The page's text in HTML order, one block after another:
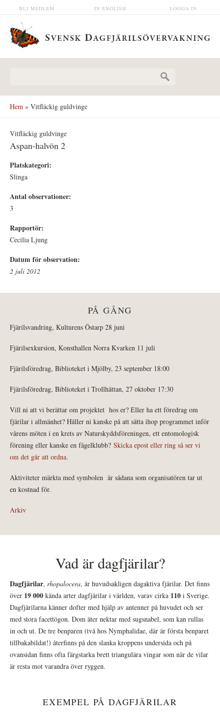
Hoppa till huvudinnehåll LOGGA IN
IN ENGLISH
BLI MEDLEM
Hem » Vitfläckig guldvinge
Vitfläckig guldvinge
Aspan-halvön 2
Platskategori:
Slinga
Antal observationer:
3
Rapportör:
Cecilia Ljung
Datum för observation:
2 juli 2012
PÅ GÅNG
Fjärilsvandring, Kulturens Östarp 28 juni
Fjärilsexkursion, Konsthallen Norra Kvarken 11 juli
Fjärilsföredrag, Biblioteket i Mjölby, 23 september 18:00
Fjärilsföredrag, Biblioteket i Trollhättan, 27 oktober 17:30
Vill ni att vi berättar om projektet hos er? Eller ha ett föredrag om
fjärilar i allmänhet? Håller ni kanske på att sätta ihop programmet inför
vårens möten i en krets av Naturskyddsföreningen, ett entomologisk
förening eller kanske en fågelklubb? Skicka epost eller ring så ser vi
om det går att ordna.
Aktiviteter märkta med symbolen är sådana som organisatören tar ut
en kostnad för.
Arkiv
Vad är dagfjärilar?
Dagfjärilar, rhopalocera, är huvudsakligen dagaktiva fjärilar. Det finns
över 19 000 kända arter dagfjärilar i världen, varav cirka 110 i Sverige.
Dagfjärilarna känner dofter med hjälp av antenner på huvudet och ser
med stora facettögon. Dom äter nektar med sugsnabel, som kan rullas
in och ut. De tre benparen (två hos Nymphalidae, där är första benparet
tillbakabildat!) återfinns på den slanka kroppens undersida och på
ovansidan finns ofta färgstarka brett triangulära vingar som när de vilar
är resta mot varandra över ryggen.
EXEMPEL PÅ DAGFJÄRILAR